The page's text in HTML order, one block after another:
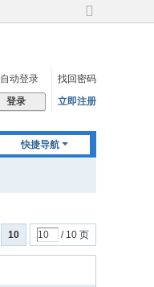
切
版
自动登录
找回密码
登录 立即注册
快捷导航
10 / 10 页